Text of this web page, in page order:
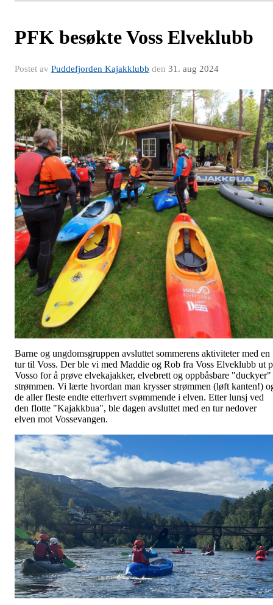
PFK besøkte Voss Elveklubb
Postet av Puddefjorden Kajakklubb den 31. aug 2024
Barne og ungdomsgruppen avsluttet sommerens aktiviteter med en
tur til Voss. Der ble vi med Maddie og Rob fra Voss Elveklubb ut
Vosso for å prøve elvekajakker, elvebrett og oppbåsbare
strømmen. Vi lærte hvordan man krysser strømmen (løft kanten!)
de aller fleste endte etterhvert svømmende i elven. Etter lunsj ved
den flotte "Kajakkbua", ble dagen avsluttet med en tur nedover
elven mot Vossevangen.